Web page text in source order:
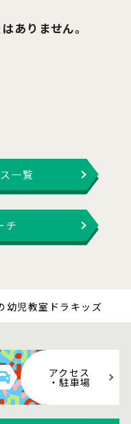
ありません。
一覧
チ
幼児教室ドラキッズ
アクセス
・駐車場